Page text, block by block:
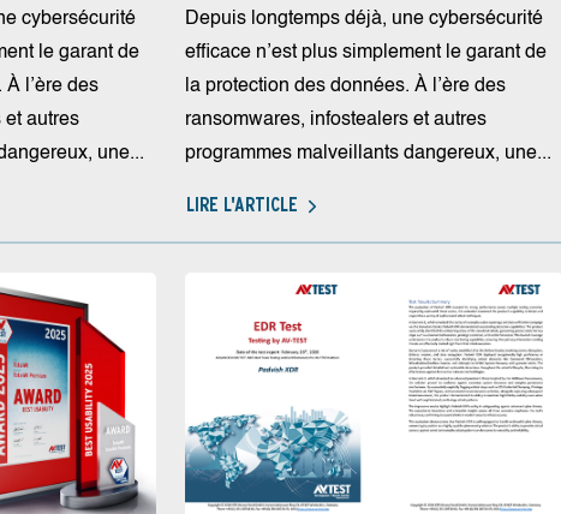
cybersécurité
le garant de
l’ère des
et autres
une...
Depuis longtemps déjà, une cybersécurité
efficace n’est plus simplement le garant de
la protection des données. À l’ère des
ransomwares, infostealers et autres
programmes malveillants dangereux, une...
LIRE L'ARTICLE